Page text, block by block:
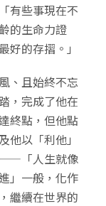
有些事現在不
的生命力證
好的存摺。」
、且始終不忘
，完成了他在
終點，但他點
他以「利他」
——「人生就像
」一般，化作
繼續在世界的